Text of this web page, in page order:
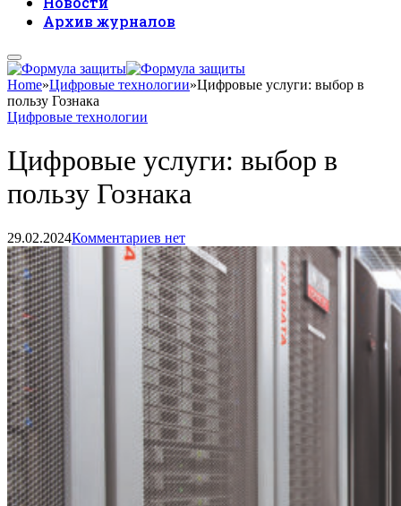
Архив журналов
Home»Цифровые технологии»Цифровые услуги: выбор в
пользу Гознака
Цифровые технологии
Цифровые услуги: выбор в
пользу Гознака
29.02.2024Комментариев нет